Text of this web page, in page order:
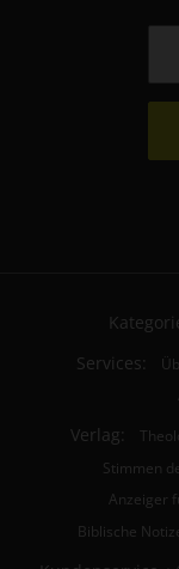
Services:
Verlag:
Stimmen
Anzeiger
Biblische